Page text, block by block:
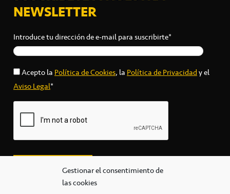
Gestionar el consentimiento de
las cookies
NEWSLETTER
Introduce tu dirección de e-mail para suscribirte*
Acepto laPolítica de Cookies, laPolítica de Privacidady el
Aviso Legal*